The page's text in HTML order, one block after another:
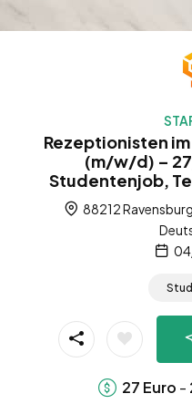
Rezeptionisten
(m/w/d) –
Studentenjob,
88212
27 Euro -